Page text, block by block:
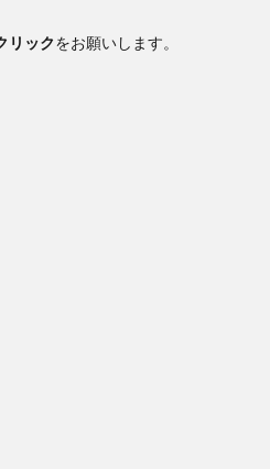
リックをお願いします。